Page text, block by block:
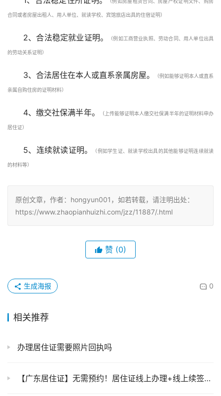
合同或者房屋出租人、用人单位、就读学校、宾馆旅店出具的住宿证明）
2、合法稳定就业证明。 （例如工商营业执照、劳动合同、用人单位出具
的劳动关系证明）
3、合法居住在本人或直系亲属房屋。 （例如能够证明本人或直系
亲属自购住房的证明材料）
4、缴交社保满半年。 （上传能够证明本人缴交社保满半年的证明材料申办
居住证）
5、连续就读证明。 （例如学生证、就读学校出具的其他能够证明连续就读
的材料等）
原创文章，作者：hongyun001，如若转载，请注明出处：
https://www.zhaopianhuizhi.com/jzz/11887/.html
赞 (0)
0
生成海报
相关推荐
办理居住证需要照片回执吗
【广东居住证】无需预约！居住证线上办理+线上续签全攻略，粤居码线上办理流程，3分钟搞定→